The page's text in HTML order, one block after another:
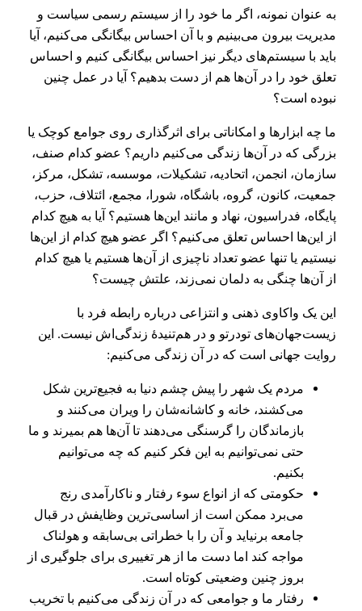
به عنوان نمونه، اگر ما خود را از سیستم رسمی سیاست و
مدیریت بیرون می‌بینیم و با آن احساس بیگانگی می‌کنیم، آیا
باید با سیستم‌های دیگر نیز احساس بیگانگی کنیم و احساس
تعلق خود را در آن‌ها هم از دست بدهیم؟ آیا در عمل چنین
نبوده است؟
ما چه ابزارها و امکاناتی برای اثرگذاری روی جوامع کوچک یا
بزرگی که در آن‌ها زندگی می‌کنیم داریم؟ عضو کدام صنف،
سازمان، انجمن، اتحادیه، تشکیلات، موسسه، تشکل، مرکز،
جمعیت، کانون، گروه، باشگاه، شورا، مجمع، ائتلاف، حزب،
پایگاه، فدراسیون، نهاد و مانند این‌ها هستیم؟ آیا به هیچ کدام
از این‌ها احساس تعلق می‌کنیم؟ اگر عضو هیچ کدام از این‌ها
نیستیم یا تنها عضو تعداد ناچیزی از آن‌ها هستیم یا هیچ کدام
از آن‌ها چنگی به دلمان نمی‌زند، علتش چیست؟
این یک واکاوی ذهنی و انتزاعی درباره رابطه فرد با
زیست‌جهان‌های تودرتو و در هم‌تنیدۀ زندگی‌اش نیست. این
روایت جهانی است که در آن زندگی می‌کنیم:
مردم یک شهر را پیش چشم دنیا به فجیع‌ترین شکل
می‌کشند، خانه‌ و کاشانه‌شان را ویران می‌کنند و
بازماندگان را گرسنگی می‌دهند تا آن‌ها هم بمیرند و ما
حتی نمی‌توانیم به این فکر کنیم که چه می‌توانیم
بکنیم.
حکومتی که از انواع سوء رفتار و ناکارآمدی‌ رنج
می‌برد ممکن است از اساسی‌ترین وظایفش در قبال
جامعه برنیاید و آن را با خطراتی بی‌سابقه و هولناک
مواجه کند اما دست ما از هر تغییری برای جلوگیری از
بروز چنین وضعیتی کوتاه است.
رفتار ما و جوامعی که در آن زندگی می‌کنیم با تخریب